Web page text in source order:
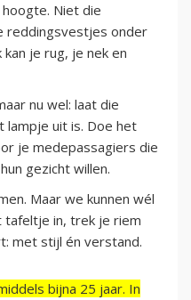
Niet die
reddingsvestjes onder
je rug, je nek en
nu wel: laat die
lampje uit is. Doe het
je medepassagiers die
gezicht willen.
Maar we kunnen wél
tafeltje in, trek je riem
met stijl én verstand.
bijna 25 jaar. In